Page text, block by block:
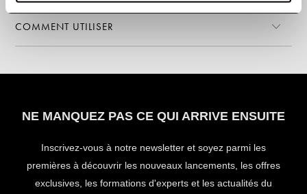
COMMENT UTILISER
NE MANQUEZ PAS CE QUI ARRIVE ENSUITE
Inscrivez-vous à notre newsletter et soyez parmi les
premières à découvrir les nouveaux lancements, les offres
exclusives, les formations d'experts et les actualités du